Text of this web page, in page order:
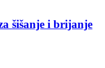
šišanje i brijanje